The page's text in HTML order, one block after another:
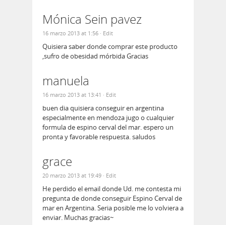
Mónica Sein pavez
16 marzo 2013 at 1:56 · Edit
Quisiera saber donde comprar este producto
,sufro de obesidad mórbida Gracias
manuela
16 marzo 2013 at 13:41 · Edit
buen dia quisiera conseguir en argentina
especialmente en mendoza jugo o cualquier
formula de espino cerval del mar. espero un
pronta y favorable respuesta. saludos
grace
20 marzo 2013 at 19:49 · Edit
He perdido el email donde Ud. me contesta mi
pregunta de donde conseguir Espino Cerval de
mar en Argentina. Seria posible me lo volviera a
enviar. Muchas gracias~